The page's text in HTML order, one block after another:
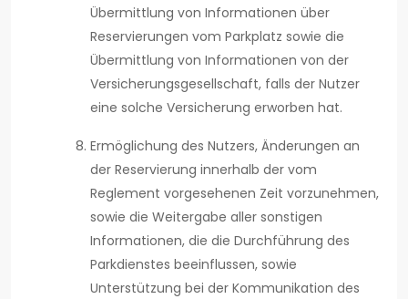
Übermittlung von Informationen über
Reservierungen vom Parkplatz sowie die
Übermittlung von Informationen von der
Versicherungsgesellschaft, falls der Nutzer
eine solche Versicherung erworben hat.
Ermöglichung des Nutzers, Änderungen an
der Reservierung innerhalb der vom
Reglement vorgesehenen Zeit vorzunehmen,
sowie die Weitergabe aller sonstigen
Informationen, die die Durchführung des
Parkdienstes beeinflussen, sowie
Unterstützung bei der Kommunikation des